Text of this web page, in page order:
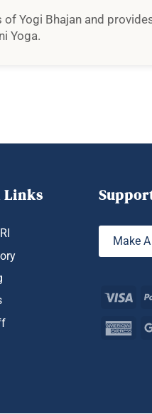
Yogi Bhajan and
Yoga.
Links
Make